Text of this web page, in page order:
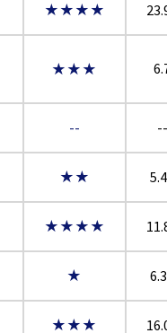
★★★★
★★★
-- --
★★
★★★★
★
★★★